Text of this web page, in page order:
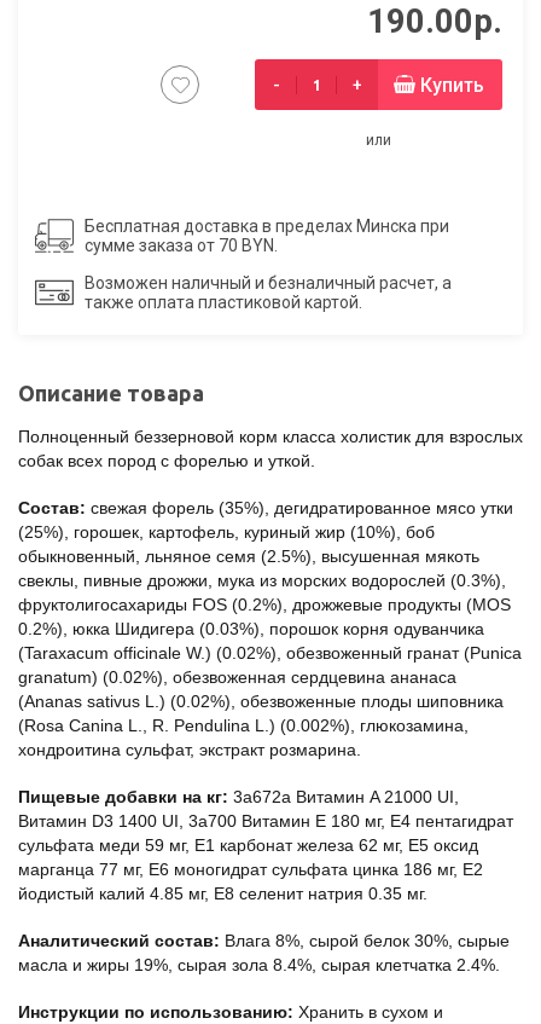
190.00р.
- + Купить
или
Бесплатная доставка в пределах Минска при
сумме заказа от 70 BYN.
Возможен наличный и безналичный расчет, а
также оплата пластиковой картой.
Описание товара
Полноценный беззерновой корм класса холистик для взрослых
собак всех пород с форелью и уткой.
Состав: свежая форель (35%), дегидратированное мясо утки
(25%), горошек, картофель, куриный жир (10%), боб
обыкновенный, льняное семя (2.5%), высушенная мякоть
свеклы, пивные дрожжи, мука из морских водорослей (0.3%),
фруктолигосахариды FOS (0.2%), дрожжевые продукты (MOS
0.2%), юкка Шидигера (0.03%), порошок корня одуванчика
(Taraxacum officinale W.) (0.02%), обезвоженный гранат (Punica
granatum) (0.02%), обезвоженная сердцевина ананаса
(Ananas sativus L.) (0.02%), обезвоженные плоды шиповника
(Rosa Canina L., R. Pendulina L.) (0.002%), глюкозамина,
хондроитина сульфат, экстракт розмарина.
Пищевые добавки на кг: 3a672a Витамин A 21000 UI,
Витамин D3 1400 UI, 3a700 Витамин E 180 мг, E4 пентагидрат
сульфата меди 59 мг, E1 карбонат железа 62 мг, E5 оксид
марганца 77 мг, E6 моногидрат сульфата цинка 186 мг, E2
йодистый калий 4.85 мг, E8 селенит натрия 0.35 мг.
Аналитический состав: Влага 8%, сырой белок 30%, сырые
масла и жиры 19%, сырая зола 8.4%, сырая клетчатка 2.4%.
Инструкции по использованию: Хранить в сухом и